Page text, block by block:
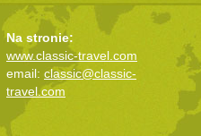
Na stronie:
www.classic-travel.com
email: classic@classic-
travel.com